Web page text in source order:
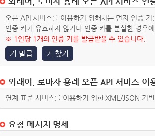
오픈 API 서비스를 이용하기 위해서는 먼저 인증
인증 키가 유효하지 않거나 인증 키를 분실한 경우
※ 1인당 1개의 인증 키를 발급받을 수 있습니다.
키 발급 키 찾기
외래어, 로마자 용례 오픈 API 서비스 이
연계 표준 서비스를 이용하기 위한 XML/JSON 기
요청 메시지 명세